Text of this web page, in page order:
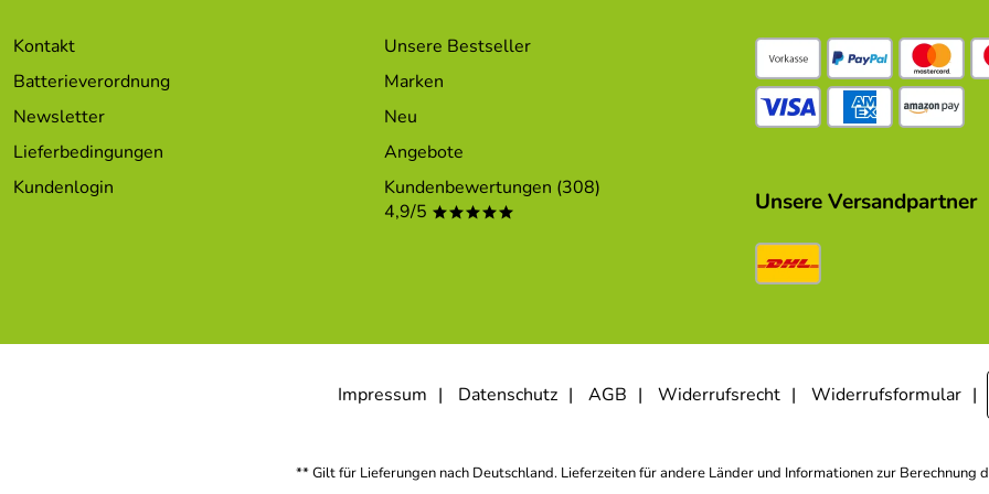
Kontakt
Batterieverordnung
Newsletter
Lieferbedingungen
Kundenlogin
Unsere Bestseller
Marken
Neu
Angebote
Kundenbewertungen (308)
4,9/5 ***** Unsere Versandpartner
Impressum Datenschutz AGB Widerrufsrecht Widerrufsformular
** Gilt für Lieferungen nach Deutschland. Lieferzeiten für andere Länder und Informationen zur Berechnung